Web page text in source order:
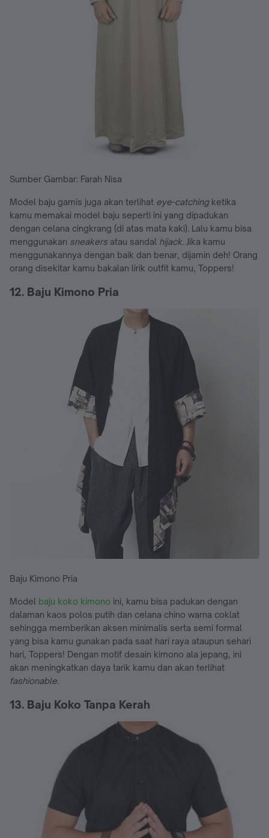
Sumber Gambar: Farah Nisa
Model baju gamis juga akan terlihat eye-catching ketika
kamu memakai model baju seperti ini yang dipadukan
dengan celana cingkrang (di atas mata kaki). Lalu kamu bisa
menggunakan sneakers atau sandal hijack. Jika kamu
menggunakannya dengan baik dan benar, dijamin deh! Orang
orang disekitar kamu bakalan lirik outfit kamu, Toppers!
12. Baju Kimono Pria
Baju Kimono Pria
Model baju koko kimono ini, kamu bisa padukan dengan
dalaman kaos polos putih dan celana chino warna coklat
sehingga memberikan aksen minimalis serta semi formal
yang bisa kamu gunakan pada saat hari raya ataupun sehari
hari, Toppers! Dengan motif desain kimono ala jepang, ini
akan meningkatkan daya tarik kamu dan akan terlihat
fashionable.
13. Baju Koko Tanpa Kerah